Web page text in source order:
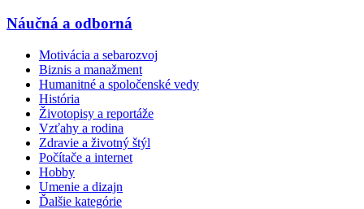
Náučná a odborná
Motivácia a sebarozvoj
Biznis a manažment
Humanitné a spoločenské vedy
História
Životopisy a reportáže
Vzťahy a rodina
Zdravie a životný štýl
Počítače a internet
Hobby
Umenie a dizajn
Ďalšie kategórie